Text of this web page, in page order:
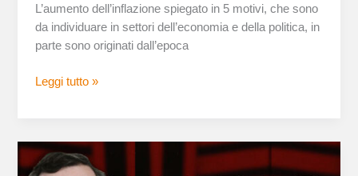
L’aumento dell’inflazione spiegato in 5 motivi, che sono
da individuare in settori dell’economia e della politica, in
parte sono originati dall’epoca
Leggi tutto »
Mario
Draghi